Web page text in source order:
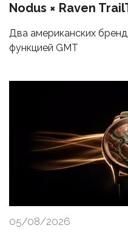
Nodus × Raven
Два американских
функцией GMT
05/08/2026